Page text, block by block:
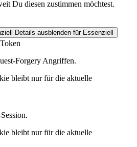
Du diesen zustimmen möchtest.
Details ausblenden für Essenziell
Forgery Angriffen.
bleibt nur für die aktuelle
bleibt nur für die aktuelle